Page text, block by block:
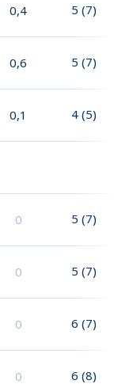
0,4 5 (7)
0,6 5 (7)
0,1 4 (5)
0 5 (7)
0 5 (7)
0 6 (7)
0 6 (8)